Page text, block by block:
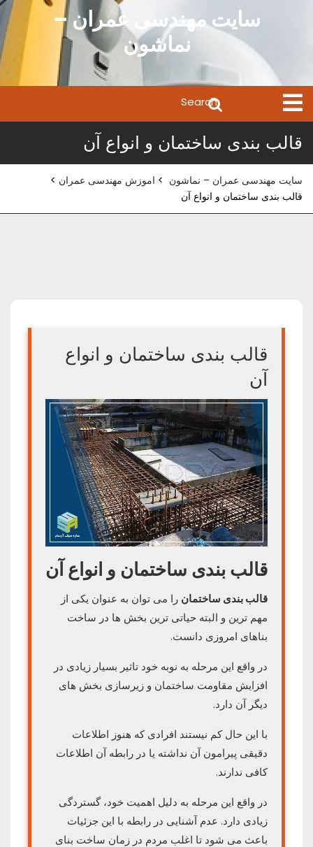
سایت مهندسی عمران –
نماشون
Open
Menu
for:
قالب بندی ساختمان و انواع آن
سایت مهندسی عمران – نماشون > اموزش مهندسی عمران >
قالب بندی ساختمان و انواع آن
قالب بندی ساختمان و انواع
آن
قالب بندی ساختمان و انواع آن
قالب بندی ساختمان را می توان به عنوان یکی از
مهم ترین و البته حیاتی ترین بخش ها در ساخت
بناهای امروزی دانست.
در واقع این مرحله به نوبه خود تاثیر بسیار زیادی در
افزایش مقاومت ساختمان و زیرسازی بخش های
دیگر آن دارد.
با این حال کم نیستند افرادی که هنوز اطلاعات
دقیقی پیرامون آن نداشته یا در رابطه آن اطلاعات
کافی ندارند.
در واقع این مرحله به دلیل اهمیت خود، گستردگی
زیادی دارد. عدم آشنایی در رابطه با این جزئیات
باعث می شود تا اغلب مردم در زمان ساخت بنای